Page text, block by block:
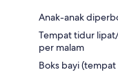
Anak-anak
Tempat tidur
per malam
Boks bayi